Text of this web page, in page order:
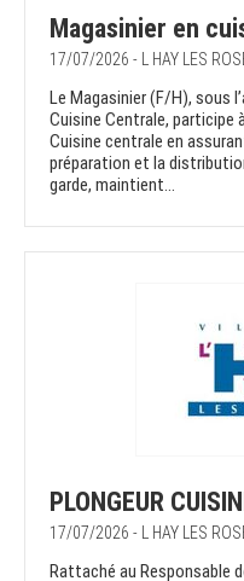
Magasinier en
17/07/2026 - L HAY LES
Le Magasinier (F/H), sous
Cuisine Centrale,
Cuisine centrale en
préparation et la
garde, maintient...
PLONGEUR
17/07/2026 - L HAY LES
Rattaché au Responsable